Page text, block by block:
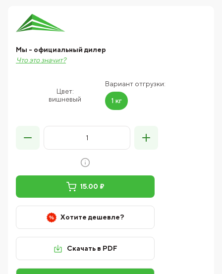
Цвет:
вишневый
Вариант отгрузки:
1 кг
Мы - официальный дилер
Что это значит?
15.00 ₽
Хотите дешевле?
Скачать в PDF